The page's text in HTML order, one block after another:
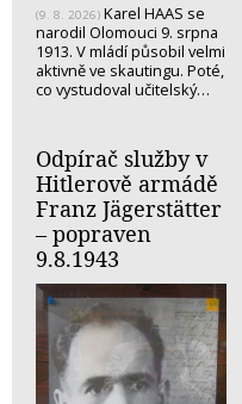
(9. 8. 2026) Karel HAAS se
narodil Olomouci 9. srpna
1913. V mládí působil velmi
aktivně ve skautingu. Poté,
co vystudoval učitelský…
Odpírač služby v
Hitlerově armádě
Franz Jägerstätter
– popraven
9.8.1943